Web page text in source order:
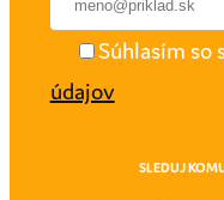
Súhlasím so
údajov
SLEDUJ